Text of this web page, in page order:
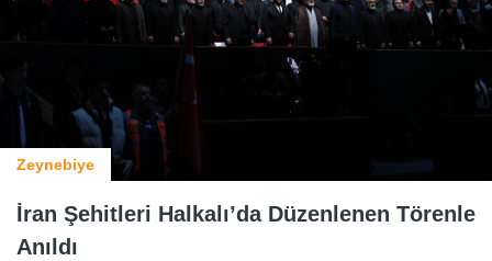
Zeynebiye
İran Şehitleri Halkalı’da Düzenlenen Törenle
Anıldı